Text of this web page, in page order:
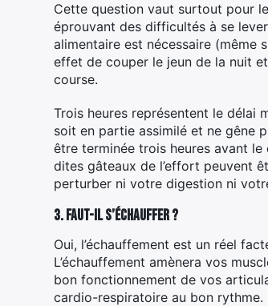
Cette question vaut surtout pour
éprouvant des difficultés à se
alimentaire est nécessaire (même
effet de couper le jeun de la nuit
course.
Trois heures représentent le délai
soit en partie assimilé et ne gêne
être terminée trois heures avant le
dites gâteaux de l’effort peuvent
perturber ni votre digestion ni
3. Faut-il s’échauffer ?
Oui, l’échauffement est un réel
L’échauffement amènera vos
bon fonctionnement de vos
cardio-respiratoire au bon